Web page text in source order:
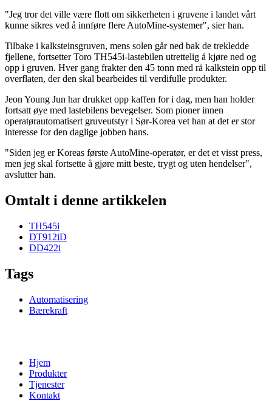
"Jeg tror det ville være flott om sikkerheten i gruvene i landet vårt
kunne sikres ved å innføre flere AutoMine-systemer", sier han.
Tilbake i kalksteinsgruven, mens solen går ned bak de trekledde
fjellene, fortsetter Toro TH545i-lastebilen utrettelig å kjøre ned og
opp i gruven. Hver gang frakter den 45 tonn med rå kalkstein opp til
overflaten, der den skal bearbeides til verdifulle produkter.
Jeon Young Jun har drukket opp kaffen for i dag, men han holder
fortsatt øye med lastebilens bevegelser. Som pioner innen
operatørautomatisert gruveutstyr i Sør-Korea vet han at det er stor
interesse for den daglige jobben hans.
"Siden jeg er Koreas første AutoMine-operatør, er det et visst press,
men jeg skal fortsette å gjøre mitt beste, trygt og uten hendelser",
avslutter han.
Omtalt i denne artikkelen
TH545i
DT912iD
DD422i
Tags
Automatisering
Bærekraft
Hjem
Produkter
Tjenester
Kontakt